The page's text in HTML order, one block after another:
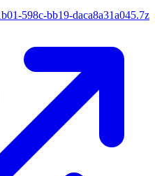
598c-bb19-daca8a31a045.7z